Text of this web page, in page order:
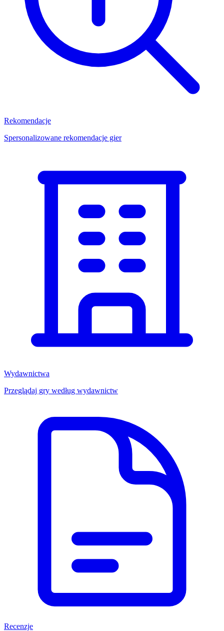
Rekomendacje
Spersonalizowane rekomendacje gier
Wydawnictwa
Przeglądaj gry według wydawnictw
Recenzje